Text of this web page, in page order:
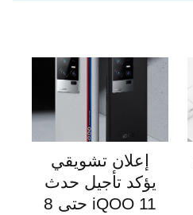
إعلان تشويقي
يؤكد تأجيل حدث
iQOO 11 حتى 8